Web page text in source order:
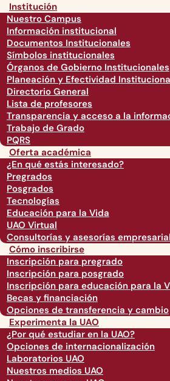
Institución
Nuestro Campus
Información institucional
Documentos Institucionales
Símbolos institucionales
Órganos de Gobierno Institucionales
Planeación y Efectividad
Directorio General
Lista de profesores
Transparencia y acceso a la
Trabajo de Grado
PQRS
Oferta académica
¿En qué estás interesado?
Pregrados
Posgrados
Tecnologías
Educación para la Vida
UAO Virtual
Consultorías y asesorías
Cómo inscribirse
Inscripción para pregrado
Inscripción para posgrado
Inscripción para educación para la
Becas y financiación
Opciones de transferencia y cambio
Experimenta la UAO
¿Por qué estudiar en la UAO?
Opciones de internacionalización
Laboratorios UAO
Nuestros medios UAO